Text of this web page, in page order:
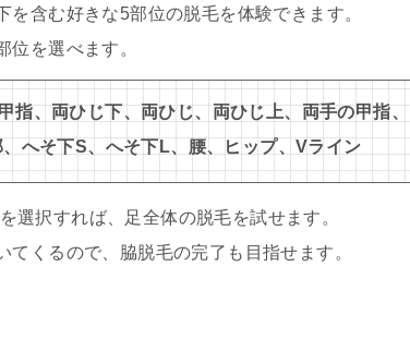
含む好きな5部位の脱毛を体験できます。
を選べます。
指、両ひじ下、両ひじ、両ひじ上、両手の甲指、
へそ下S、へそ下L、腰、ヒップ、Vライン
選択すれば、足全体の脱毛を試せます。
くるので、脇脱毛の完了も目指せます。